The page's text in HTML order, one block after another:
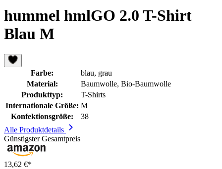
hummel hmlGO 2.0 T-Shirt
Blau M
Farbe:
blau, grau
Material:
Baumwolle, Bio-Baumwolle
Produkttyp:
T-Shirts
Internationale Größe: M
Konfektionsgröße:
38
Alle Produktdetails
Günstigster Gesamtpreis
13,62 €*